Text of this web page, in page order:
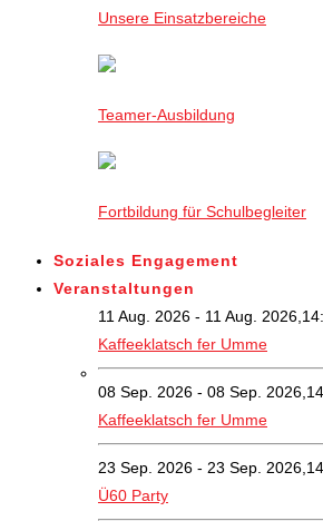
Unsere Einsatzbereiche
Teamer-Ausbildung
Fortbildung für Schulbegleiter
Soziales Engagement
Veranstaltungen
11 Aug. 2026 - 11 Aug.
Kaffeeklatsch fer Umme
08 Sep. 2026 - 08 Sep.
Kaffeeklatsch fer Umme
23 Sep. 2026 - 23 Sep.
Ü60 Party